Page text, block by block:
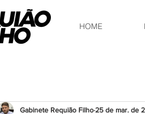
HOME
Gabinete Requião Filho25 de mar. de